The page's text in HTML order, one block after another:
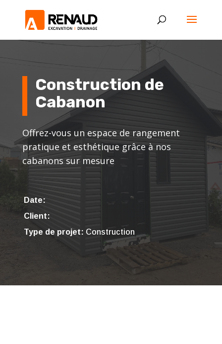
Construction de
Cabanon
Offrez-vous un espace de rangement
pratique et esthétique grâce à nos
cabanons sur mesure
Date:
Client:
Type de projet: Construction